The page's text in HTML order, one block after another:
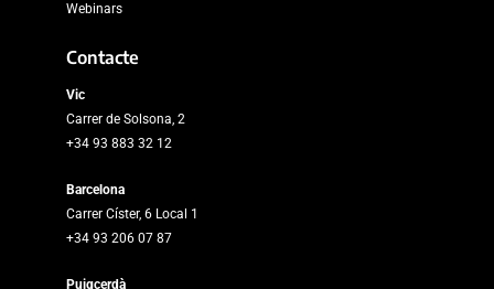
Webinars
Contacte
Vic
Carrer de Solsona, 2
+34 93 883 32 12
Barcelona
Carrer Císter, 6 Local 1
+34 93 206 07 87
Puigcerdà